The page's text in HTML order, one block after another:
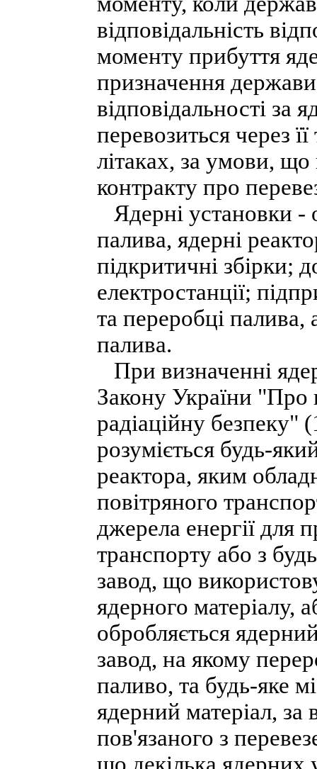
відповідальність
моменту прибуття
призначення
відповідальності за
перевозиться через
літаках, за умови, що
контракту про
Ядерні установки -
палива, ядерні
підкритичні збірки;
електростанції;
та переробці
палива.
При визначенні
Закону України "Про
радіаційну безпеку"
розуміється будь-
реактора, яким
повітряного
джерела енергії для
транспорту або з
завод, що
ядерного матеріалу,
обробляється
завод, на якому
паливо, та будь-яке
ядерний матеріал, за
пов'язаного з